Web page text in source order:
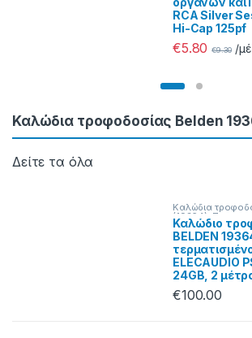
RCA Silver
Hi-Cap 125pf
€5.80 €9.30 /
Καλώδια τροφοδοσίας Belden
Καλώδια
(19364),
Καλώδιο
BELDEN
ELECAUDIO
24GB, 2
€100.00